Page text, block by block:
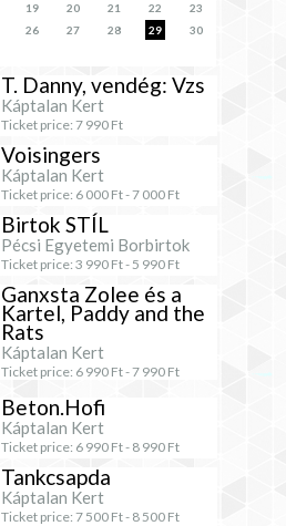
19 20 21 22
23
26 27 28 29
30
T. Danny, vendég: Vzs
Káptalan Kert
Ticket price: 7 990 Ft
Voisingers
Káptalan Kert
Ticket price: 6 000 Ft -7 000 Ft
Birtok STÍL
Pécsi Egyetemi Borbirtok
Ticket price: 3 990 Ft - 5 990 Ft
Ganxsta Zolee és a
Kartel, Paddy and the
Rats
Káptalan Kert
Ticket price: 6 990 Ft -7 990 Ft
Beton.Hofi
Káptalan Kert
Ticket price: 6 990 Ft - 8 990 Ft
Tankcsapda
Káptalan Kert
Ticket price: 7 500 Ft - 8 500 Ft